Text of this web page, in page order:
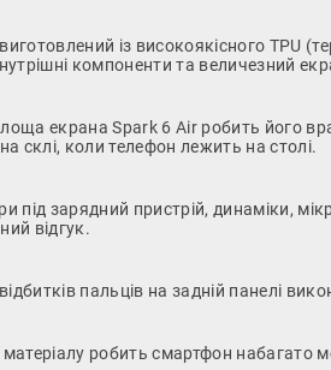
із високоякісного TPU
компоненти та величезний
екрана Spark 6 Air робить його
склі, коли телефон лежить на столі.
під зарядний пристрій, динаміки,
відгук.
відбитків пальців на задній панелі
матеріалу робить смартфон